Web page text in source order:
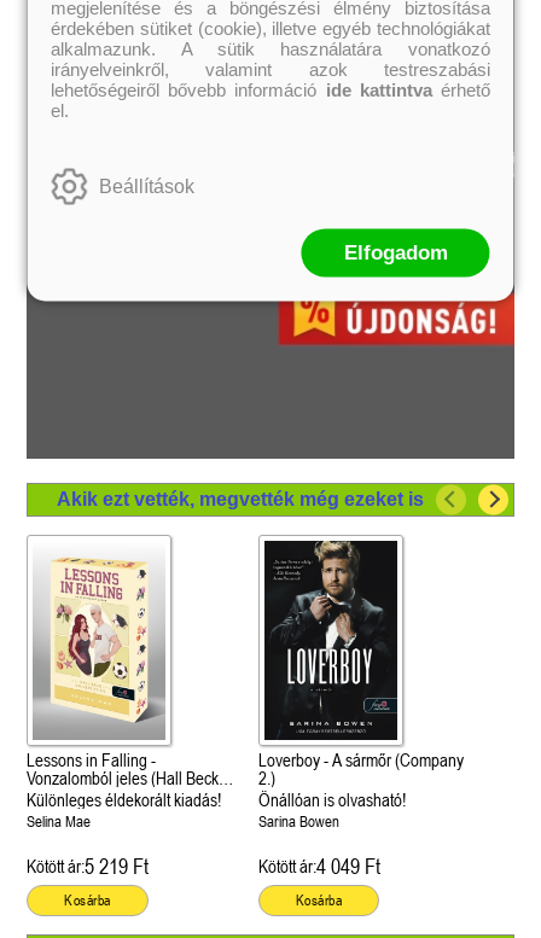
Akik ezt vették, megvették még ezeket is
Lessons in Falling -
Vonzalomból jeles (Hall Beck
University 3.)
Különleges éldekorált kiadás!
Selina Mae
Kötött ár:5 219 Ft
Kosárba
Loverboy - A sármőr (Company
2.)
Önállóan is olvasható!
Sarina Bowen
Kötött ár:4 049 Ft
Kosárba
megjelenítése és a böngészési élmény biztosítása
érdekében sütiket (cookie), illetve egyéb technológiákat
alkalmazunk. A sütik használatára vonatkozó
irányelveinkről, valamint azok testreszabási
lehetőségeiről bővebb információ ide kattintvaérhető
el.
Beállítások
Elfogadom